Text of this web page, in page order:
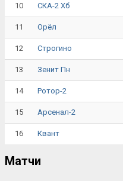
10 СКА-2 Хб
11 Орёл
12 Строгино
13 Зенит Пн
14 Ротор-2
15 Арсенал-2
16 Квант
Матчи